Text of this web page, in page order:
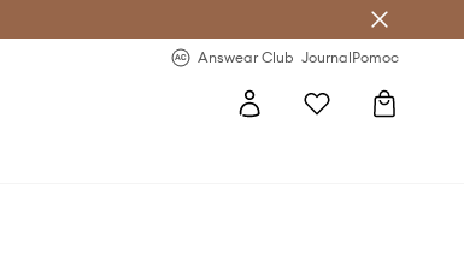
Answear Club JournalPomoc